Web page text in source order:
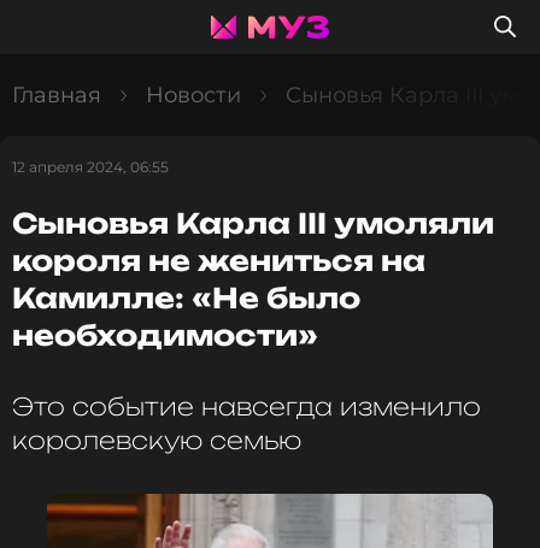
Главная Новости Сыновья Карла III
12 апреля 2024, 06:55
Сыновья Карла III умоляли
короля не жениться на
Камилле: «Не было
необходимости»
Это событие навсегда изменило
королевскую семью